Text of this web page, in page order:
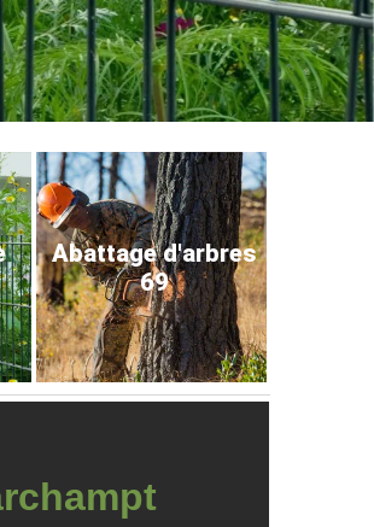
Abattage d'arbres
69